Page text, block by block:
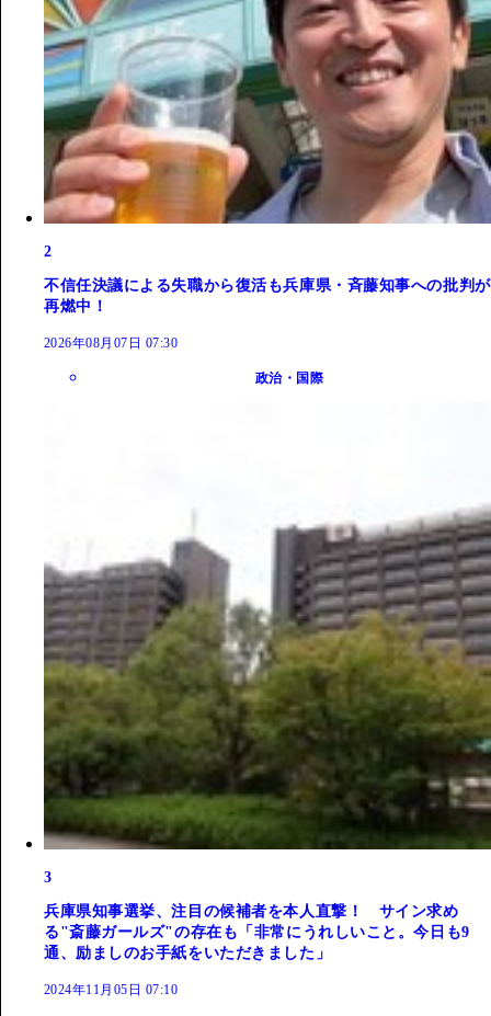
2
不信任決議による失職から復活も兵庫県・斉藤知事への批判が
再燃中！
2026年08月07日 07:30
政治・国際
3
兵庫県知事選挙、注目の候補者を本人直撃！ サイン求め
る"斎藤ガールズ"の存在も「非常にうれしいこと。今日も9
通、励ましのお手紙をいただきました」
2024年11月05日 07:10